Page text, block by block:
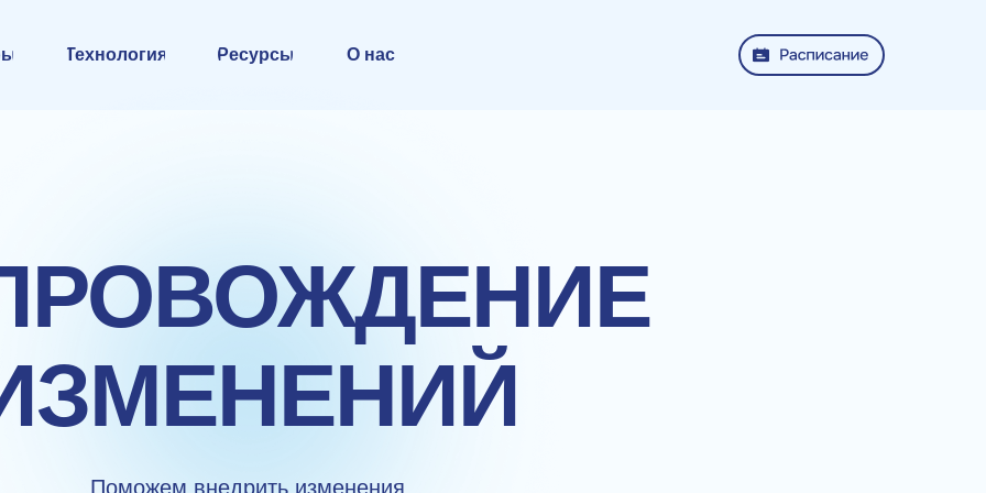
Технология Ресурсы О нас
Поможем внедрить изменения